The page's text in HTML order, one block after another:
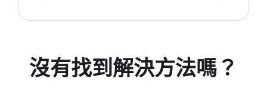
沒有找到解決方法嗎？